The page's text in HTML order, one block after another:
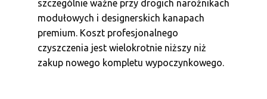
szczególnie ważne przy drogich narożnikach
modułowych i designerskich kanapach
premium. Koszt profesjonalnego
czyszczenia jest wielokrotnie niższy niż
zakup nowego kompletu wypoczynkowego.